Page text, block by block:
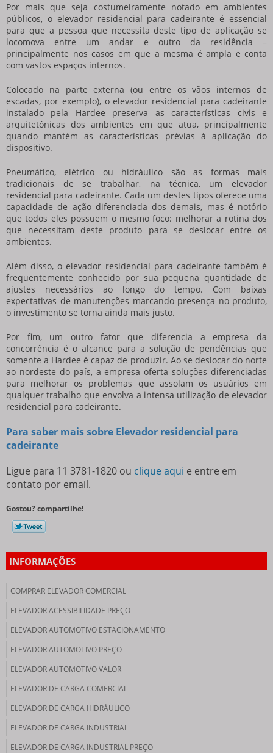
Por mais que seja costumeiramente notado em ambientes
públicos, o elevador residencial para cadeirante é essencial
para que a pessoa que necessita deste tipo de aplicação se
locomova entre um andar e outro da residência –
principalmente nos casos em que a mesma é ampla e conta
com vastos espaços internos.
Colocado na parte externa (ou entre os vãos internos de
escadas, por exemplo), o elevador residencial para cadeirante
instalado pela Hardee preserva as características civis e
arquitetônicas dos ambientes em que atua, principalmente
quando mantém as características prévias à aplicação do
dispositivo.
Pneumático, elétrico ou hidráulico são as formas mais
tradicionais de se trabalhar, na técnica, um elevador
residencial para cadeirante. Cada um destes tipos oferece uma
capacidade de ação diferenciada dos demais, mas é notório
que todos eles possuem o mesmo foco: melhorar a rotina dos
que necessitam deste produto para se deslocar entre os
ambientes.
Além disso, o elevador residencial para cadeirante também é
frequentemente conhecido por sua pequena quantidade de
ajustes necessários ao longo do tempo. Com baixas
expectativas de manutenções marcando presença no produto,
o investimento se torna ainda mais justo.
Por fim, um outro fator que diferencia a empresa da
concorrência é o alcance para a solução de pendências que
somente a Hardee é capaz de produzir. Ao se deslocar do norte
ao nordeste do país, a empresa oferta soluções diferenciadas
para melhorar os problemas que assolam os usuários em
qualquer trabalho que envolva a intensa utilização de elevador
residencial para cadeirante.
Para saber mais sobre Elevador residencial para
cadeirante
Ligue para 11 3781-1820 ou clique aqui e entre em
contato por email.
Gostou? compartilhe!
INFORMAÇÕES
COMPRAR ELEVADOR COMERCIAL
ELEVADOR ACESSIBILIDADE PREÇO
ELEVADOR AUTOMOTIVO ESTACIONAMENTO
ELEVADOR AUTOMOTIVO PREÇO
ELEVADOR AUTOMOTIVO VALOR
ELEVADOR DE CARGA COMERCIAL
ELEVADOR DE CARGA HIDRÁULICO
ELEVADOR DE CARGA INDUSTRIAL
ELEVADOR DE CARGA INDUSTRIAL PREÇO